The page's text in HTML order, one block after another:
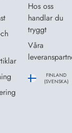
Hos oss
handlar du
tryggt
Våra
FINLAND
(SVENSKA)